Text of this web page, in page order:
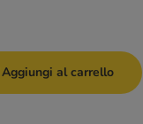
Aggiungi al carrello